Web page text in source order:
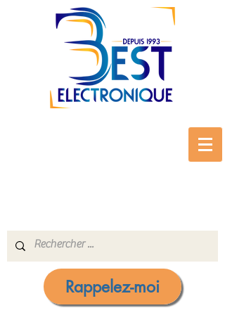
Rappelez-moi